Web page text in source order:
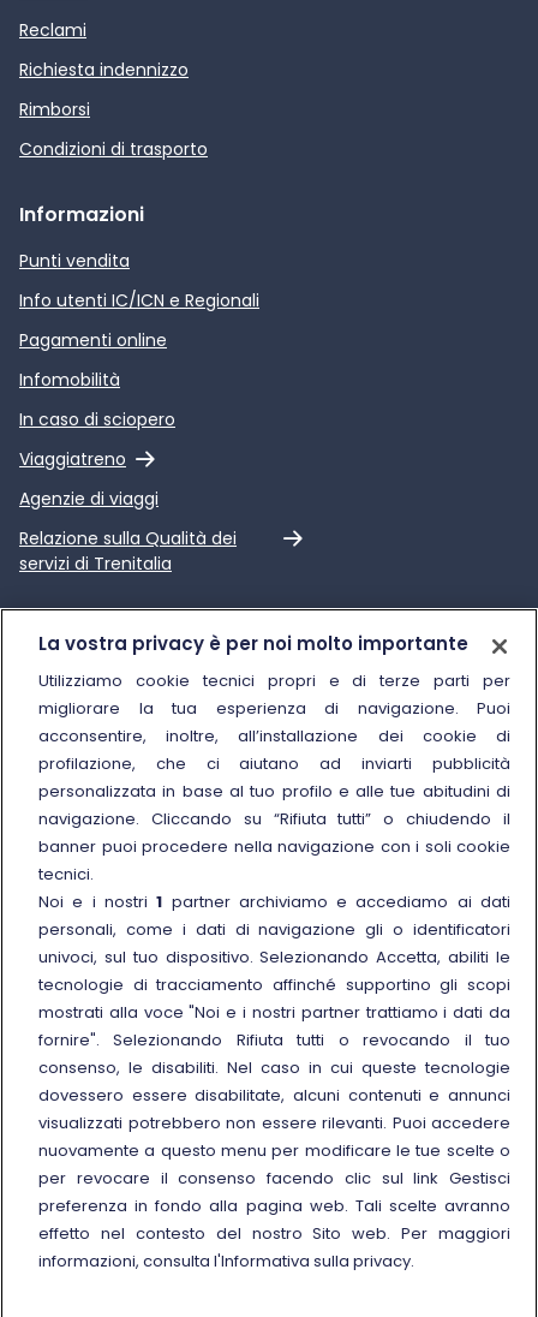
Reclami
Richiesta indennizzo
Rimborsi
Condizioni di trasporto
Informazioni
Punti vendita
Info utenti IC/ICN e Regionali
Pagamenti online
Infomobilità
In caso di sciopero
Viaggiatreno
Link esterno
Agenzie di viaggi
Relazione sulla Qualità dei
servizi di Trenitalia
Link esterno
Chi siamo
Sostenibilità
Trenitalia for Business
Manuale di Conservazione
Link esterno
Carriere
Link esterno
La Freccia Mag
Link esterno
Noleggia un treno charter
Viaggi di gruppo
Seguici sui social
© Gruppo FS Italiane 2025
Note legali
Protezione dati personali
Accessibilità
Informativa sui cookies
Gestisci preferenza
La vostra privacy è per noi molto importante
Utilizziamo cookie tecnici propri e di terze parti per
migliorare la tua esperienza di navigazione. Puoi
acconsentire, inoltre, all’installazione dei cookie di
profilazione, che ci aiutano ad inviarti pubblicità
personalizzata in base al tuo profilo e alle tue abitudini di
navigazione. Cliccando su “Rifiuta tutti” o chiudendo il
banner puoi procedere nella navigazione con i soli cookie
tecnici.
Noi e i nostri1 partner archiviamo e accediamo ai dati
personali, come i dati di navigazione gli o identificatori
univoci, sul tuo dispositivo. Selezionando Accetta, abiliti le
tecnologie di tracciamento affinché supportino gli scopi
mostrati alla voce "Noi e i nostri partner trattiamo i dati da
fornire". Selezionando Rifiuta tutti o revocando il tuo
consenso, le disabiliti. Nel caso in cui queste tecnologie
dovessero essere disabilitate, alcuni contenuti e annunci
visualizzati potrebbero non essere rilevanti. Puoi accedere
nuovamente a questo menu per modificare le tue scelte o
per revocare il consenso facendo clic sul link Gestisci
preferenza in fondo alla pagina web. Tali scelte avranno
effetto nel contesto del nostro Sito web. Per maggiori
informazioni, consulta l'Informativa sulla privacy.